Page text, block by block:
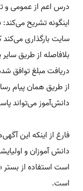
درس اعم از عمومی و
اینگونه تشریح می‌کند:
سایت بارگذاری
بلافاصله از طریق
دریافت مبلغ توافق
از طریق همان پیام
دانش‌آموز می‌تواند
فارغ از اینکه این
دانش آموزان و
است استفاده از
است.